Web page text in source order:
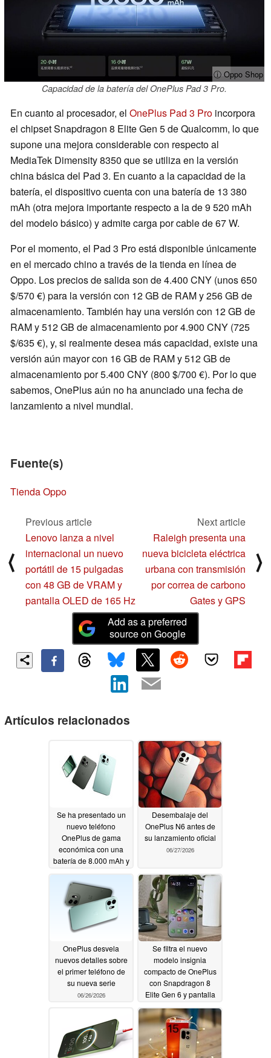
ⓘ Oppo Shop
Capacidad de la batería del OnePlus Pad 3 Pro.
En cuanto al procesador, el OnePlus Pad 3 Pro incorpora
el chipset Snapdragon 8 Elite Gen 5 de Qualcomm, lo que
supone una mejora considerable con respecto al
MediaTek Dimensity 8350 que se utiliza en la versión
china básica del Pad 3. En cuanto a la capacidad de la
batería, el dispositivo cuenta con una batería de 13 380
mAh (otra mejora importante respecto a la de 9 520 mAh
del modelo básico) y admite carga por cable de 67 W.
Por el momento, el Pad 3 Pro está disponible únicamente
en el mercado chino a través de la tienda en línea de
Oppo. Los precios de salida son de 4.400 CNY (unos 650
$/570 €) para la versión con 12 GB de RAM y 256 GB de
almacenamiento. También hay una versión con 12 GB de
RAM y 512 GB de almacenamiento por 4.900 CNY (725
$/635 €), y, si realmente desea más capacidad, existe una
versión aún mayor con 16 GB de RAM y 512 GB de
almacenamiento por 5.400 CNY (800 $/700 €). Por lo que
sabemos, OnePlus aún no ha anunciado una fecha de
lanzamiento a nivel mundial.
Fuente(s)
Tienda Oppo
⟨
Previous article
Lenovo lanza a nivel
internacional un nuevo
portátil de 15 pulgadas
con 48 GB de VRAM y
pantalla OLED de 165 Hz
Next article
Raleigh presenta una
nueva bicicleta eléctrica
urbana con transmisión
por correa de carbono
Gates y GPS
⟩
Add as a preferred
source on Google
Artículos relacionados
Se ha presentado un
nuevo teléfono
OnePlus de gama
económica con una
batería de 8.000 mAh y
trasera operativa
06/30/2026
Desembalaje del
OnePlus N6 antes de
su lanzamiento oficial
06/27/2026
OnePlus desvela
nuevos detalles sobre
el primer teléfono de
su nueva serie
06/26/2026
Se filtra el nuevo
modelo insignia
compacto de OnePlus
con Snapdragon 8
Elite Gen 6 y pantalla
06/22/2026